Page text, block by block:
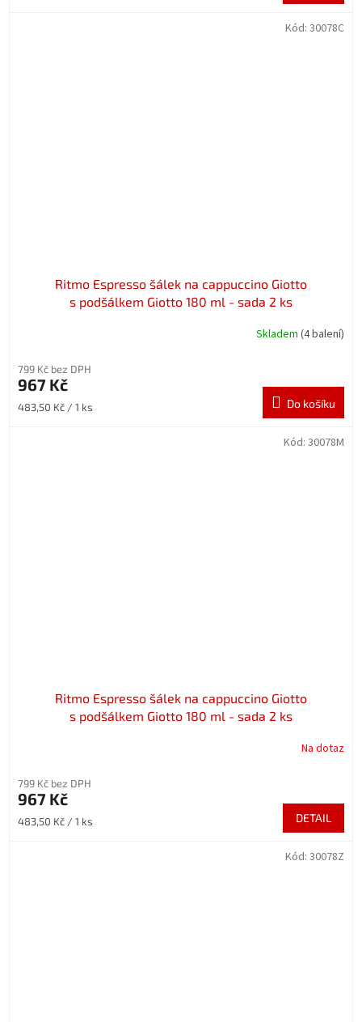
Ritmo Espresso šálek na cappuccino Giotto
s podšálkem Giotto 180 ml - sada 2 ks
Skladem (4 balení)
799 Kč bez DPH
967 Kč
Měrná
483,50 Kč / 1 ks Do košíku
Kód: 30078C
Ritmo Espresso šálek na cappuccino Giotto
s podšálkem Giotto 180 ml - sada 2 ks
Na dotaz
799 Kč bez DPH
967 Kč
Měrná
483,50 Kč / 1 ks DETAIL
Kód: 30078M
Kód: 30078Z